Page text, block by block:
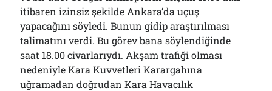
itibaren izinsiz şekilde Ankara’da uçuş
yapacağını söyledi. Bunun gidip araştırılması
talimatını verdi. Bu görev bana söylendiğinde
saat 18.00 civarlarıydı. Akşam trafiği olması
nedeniyle Kara Kuvvetleri Karargahına
uğramadan doğrudan Kara Havacılık